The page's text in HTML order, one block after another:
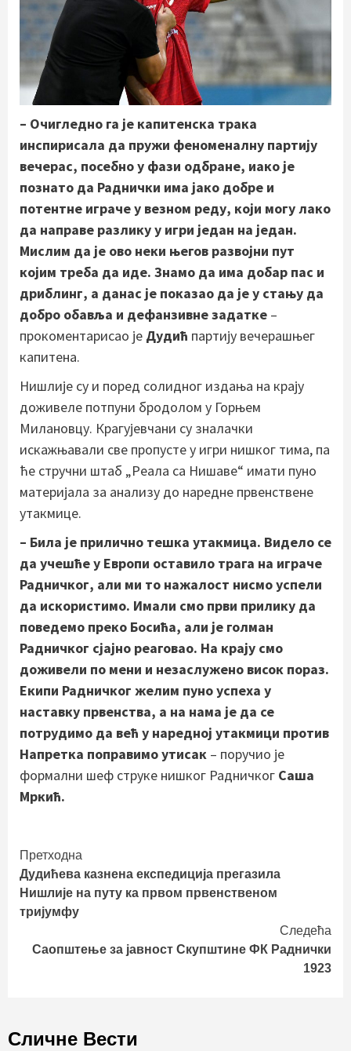
– Очигледно га је капитенска трака
инспирисала да пружи феноменалну партију
вечерас, посебно у фази одбране, иако је
познато да Раднички има јако добре и
потентне играче у везном реду, који могу лако
да направе разлику у игри један на један.
Мислим да је ово неки његов развојни пут
којим треба да иде. Знамо да има добар пас и
дриблинг, а данас је показао да је у стању да
добро обавља и дефанзивне задатке –
прокоментарисао је Дудић партију вечерашњег
капитена.
Нишлије су и поред солидног издања на крају
доживеле потпуни бродолом у Горњем
Милановцу. Крагујевчани су зналачки
искажњавали све пропусте у игри нишког тима, па
ће стручни штаб „Реала са Нишаве“ имати пуно
материјала за анализу до наредне првенствене
утакмице.
– Била је прилично тешка утакмица. Видело се
да учешће у Европи оставило трага на играче
Радничког, али ми то нажалост нисмо успели
да искористимо. Имали смо први прилику да
поведемо преко Босића, али је голман
Радничког сјајно реаговао. На крају смо
доживели по мени и незаслужено висок пораз.
Екипи Радничког желим пуно успеха у
наставку првенства, а на нама је да се
потрудимо да већ у наредној утакмици против
Напретка поправимо утисак – поручио је
формални шеф струке нишког Радничког Саша
Мркић.
Continue
Reading
Претходна
Дудићева казнена експедиција прегазила
Нишлије на путу ка првом првенственом
тријумфу
Следећа
Саопштење за јавност Скупштине ФК Раднички
1923
Сличне Вести